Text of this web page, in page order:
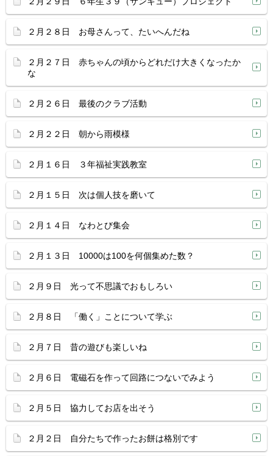
２月２８日 お母さんって、たいへんだね
２月２７日 赤ちゃんの頃からどれだけ大きくなったか
な
２月２６日 最後のクラブ活動
２月２２日 朝から雨模様
２月１６日 ３年福祉実践教室
２月１５日 次は個人技を磨いて
２月１４日 なわとび集会
２月１３日 10000は100を何個集めた数？
２月９日 光って不思議でおもしろい
２月８日 「働く」ことについて学ぶ
２月７日 昔の遊びも楽しいね
２月６日 電磁石を作って回路につないでみよう
２月５日 協力してお店を出そう
２月２日 自分たちで作ったお餅は格別です